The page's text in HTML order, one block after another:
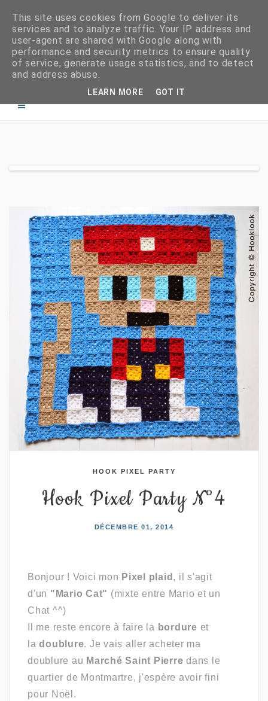
HOOK PIXEL PARTY
Hook Pixel Party N°4
DÉCEMBRE 01, 2014
Bonjour ! Voici mon Pixel plaid , il s'agit
d'un "Mario Cat" (mixte entre Mario et un
Chat ^^)
Il me reste encore à faire la bordure et
ladoublure. Je vais aller acheter ma
doublure au Marché Saint Pierre dans le
quartier de Montmartre, j'espère avoir fini
pour Noël.
This site uses cookies from Google to deliver its
services and to analyze traffic. Your IP address and
user-agent are shared with Google along with
performance and security metrics to ensure quality
of service, generate usage statistics, and to detect
and address abuse.
LEARN MORE GOT IT